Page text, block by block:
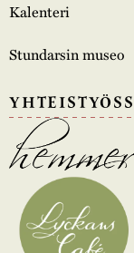
Kalenteri
Stundarsin museo